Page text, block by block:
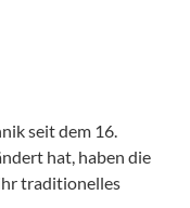
seit dem 16.
hat, haben die
traditionelles